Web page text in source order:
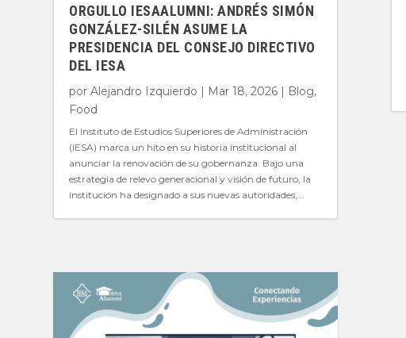
ORGULLO IESAALUMNI: ANDRÉS SIMÓN
GONZÁLEZ-SILÉN ASUME LA
PRESIDENCIA DEL CONSEJO DIRECTIVO
DEL IESA
porAlejandro Izquierdo | Mar 18, 2026 | Blog,
Food
El Instituto de Estudios Superiores de Administración
(IESA) marca un hito en su historia institucional al
anunciar la renovación de su gobernanza. Bajo una
estrategia de relevo generacional y visión de futuro, la
institución ha designado a sus nuevas autoridades,...